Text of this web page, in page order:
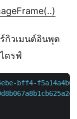
กิวเมนต์อินพุต
ดรฟ์
bff4-